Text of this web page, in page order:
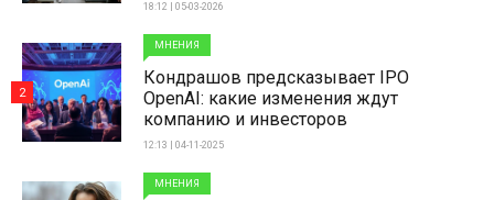
18:12 | 05-03-2026
МНЕНИЯ
Кондрашов предсказывает IPO
OpenAI: какие изменения ждут
компанию и инвесторов
12:13 | 04-11-2025
2
МНЕНИЯ